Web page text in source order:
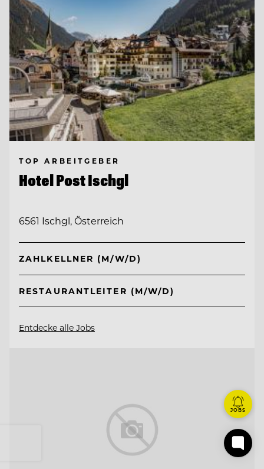
TOP ARBEITGEBER
Hotel Post Ischgl
6561 Ischgl, Österreich
ZAHLKELLNER (M/W/D)
RESTAURANTLEITER (M/W/D)
Entdecke alle Jobs
JOBS